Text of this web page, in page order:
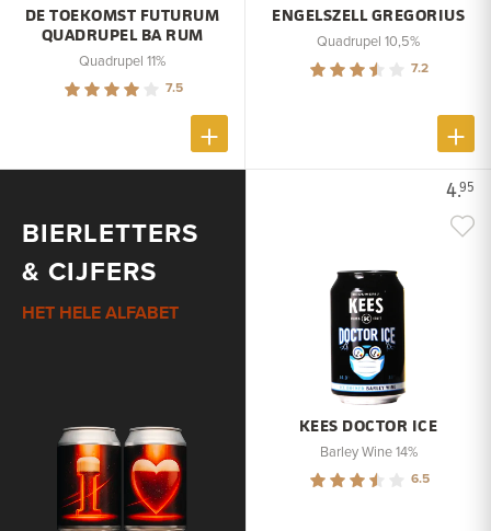
DE TOEKOMST FUTURUM
QUADRUPEL BA RUM
Quadrupel 11%
7.5
ENGELSZELL GREGORIUS
Quadrupel 10,5%
7.2
BIERLETTERS
& CIJFERS
HET HELE ALFABET
4.95
KEES DOCTOR ICE
Barley Wine 14%
6.5